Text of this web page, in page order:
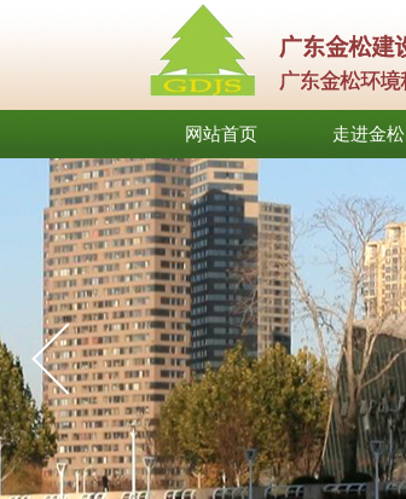
网站首页 走进金松